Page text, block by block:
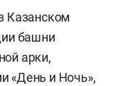
Казанском
башни
арки,
«День и Ночь»,